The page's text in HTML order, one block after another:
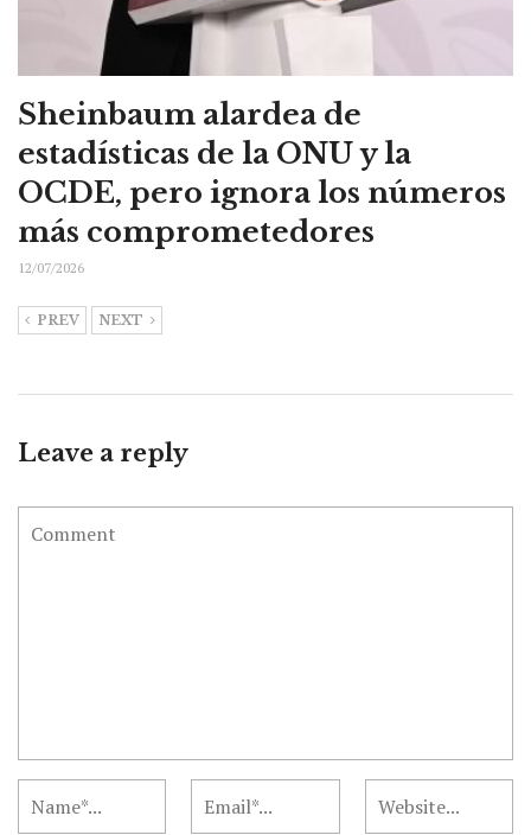
Sheinbaum alardea de
estadísticas de la ONU y la
OCDE, pero ignora los números
más comprometedores
12/07/2026
PREV NEXT
Leave a reply